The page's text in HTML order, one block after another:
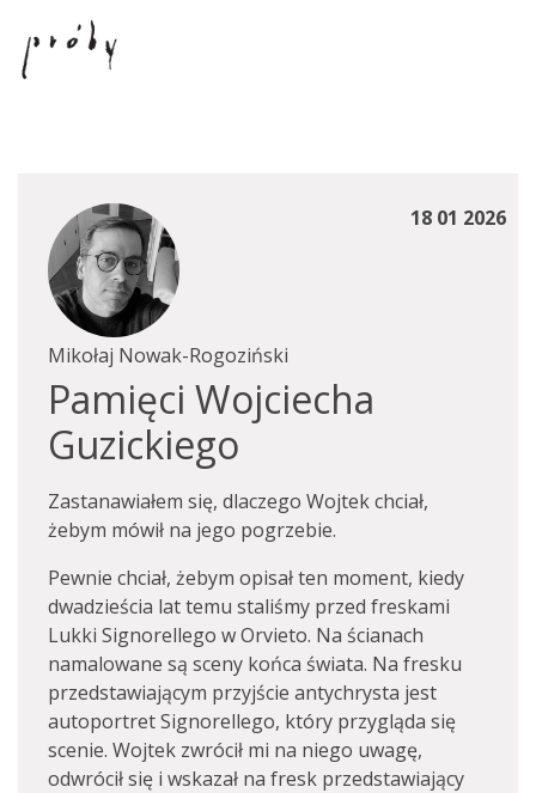
18 01 2026
Mikołaj Nowak-Rogoziński
Pamięci Wojciecha
Guzickiego
Zastanawiałem się, dlaczego Wojtek chciał,
żebym mówił na jego pogrzebie.
Pewnie chciał, żebym opisał ten moment, kiedy
dwadzieścia lat temu staliśmy przed freskami
Lukki Signorellego w Orvieto. Na ścianach
namalowane są sceny końca świata. Na fresku
przedstawiającym przyjście antychrysta jest
autoportret Signorellego, który przygląda się
scenie. Wojtek zwrócił mi na niego uwagę,
odwrócił się i wskazał na fresk przedstawiający